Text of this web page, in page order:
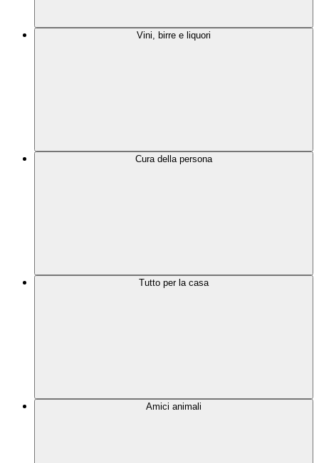
Vini, birre e liquori
Cura della persona
Tutto per la casa
Amici animali